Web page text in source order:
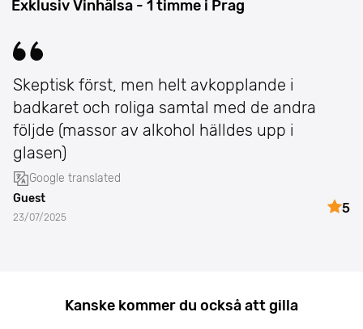
Exklusiv Vinhälsa - 1 timme i Prag
Skeptisk först, men helt avkopplande i
badkaret och roliga samtal med de andra
följde (massor av alkohol hälldes upp i
glasen)
Google translated
Guest
23/07/2025
5
Kanske kommer du också att gilla